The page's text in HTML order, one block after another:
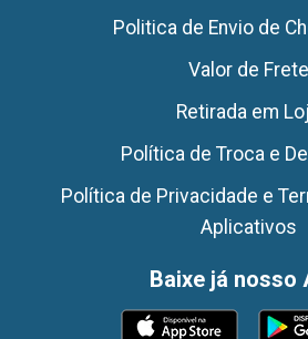
Politica de Envio de
Valor de Frete
Retirada em
Política de Troca e
Política de Privacidade e
Aplicativos
Baixe já nosso